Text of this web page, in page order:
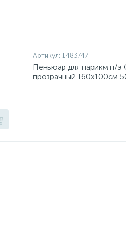
Артикул: 1483747
Пеньюар для парикм п/э
прозрачный 160х100см